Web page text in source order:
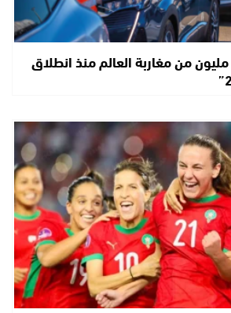
دخول أزيد من 2,7 مليون من مغاربة العالم منذ انطلاق